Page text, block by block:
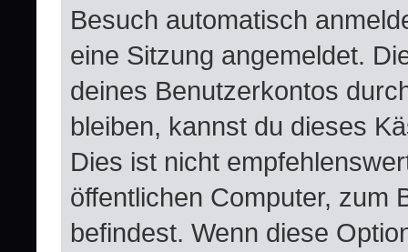
Besuch automatisch
eine Sitzung angemeldet.
deines Benutzerkontos
bleiben, kannst du dieses
Dies ist nicht
öffentlichen Computer, zum
befindest. Wenn diese